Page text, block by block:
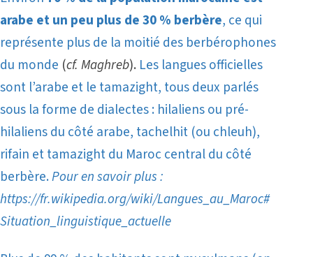
arabe et un peu plus de 30 % berbère, ce qui
représente plus de la moitié des berbérophones
du monde (cf. Maghreb). Les langues officielles
sont l’arabe et le tamazight, tous deux parlés
sous la forme de dialectes : hilaliens ou pré-
hilaliens du côté arabe, tachelhit (ou chleuh),
rifain et tamazight du Maroc central du côté
berbère.Pour en savoir plus :
https://fr.wikipedia.org/wiki/Langues_au_Maroc#
Situation_linguistique_actuelle